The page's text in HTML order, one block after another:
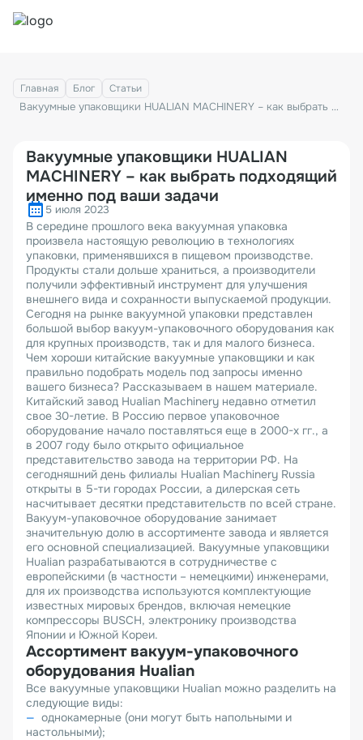
Главная Блог Статьи
Вакуумные упаковщики HUALIAN MACHINERY – как выбрать подходящий именно под ваши задачи
Вакуумные упаковщики HUALIAN
MACHINERY – как выбрать подходящий
именно под ваши задачи
5 июля 2023
В середине прошлого века вакуумная упаковка
произвела настоящую революцию в технологиях
упаковки, применявшихся в пищевом производстве.
Продукты стали дольше храниться, а производители
получили эффективный инструмент для улучшения
внешнего вида и сохранности выпускаемой продукции.
Сегодня на рынке вакуумной упаковки представлен
большой выбор вакуум-упаковочного оборудования как
для крупных производств, так и для малого бизнеса.
Чем хороши китайские вакуумные упаковщики и как
правильно подобрать модель под запросы именно
вашего бизнеса? Рассказываем в нашем материале.
Китайский завод Hualian Machinery недавно отметил
свое 30-летие. В Россию первое упаковочное
оборудование начало поставляться еще в 2000-х гг., а
в 2007 году было открыто официальное
представительство завода на территории РФ. На
сегодняшний день филиалы Hualian Machinery Russia
открыты в 5-ти городах России, а дилерская сеть
насчитывает десятки представительств по всей стране.
Вакуум-упаковочное оборудование занимает
значительную долю в ассортименте завода и является
его основной специализацией. Вакуумные упаковщики
Hualian разрабатываются в сотрудничестве с
европейскими (в частности – немецкими) инженерами,
для их производства используются комплектующие
известных мировых брендов, включая немецкие
компрессоры BUSCH, электронику производства
Японии и Южной Кореи.
Ассортимент вакуум-упаковочного
оборудования Hualian
Все вакуумные упаковщики Hualian можно разделить на
следующие виды:
однокамерные (они могут быть напольными и
настольными);